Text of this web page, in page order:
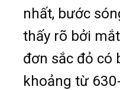
nhất, bước
thấy rõ bởi
đơn sắc đỏ có
khoảng từ